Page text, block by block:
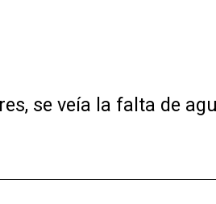
se veía la falta de